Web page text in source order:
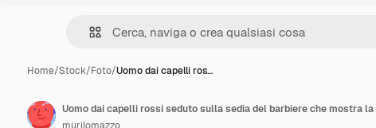
Home/Stock/Foto/Uomo dai capelli ros…